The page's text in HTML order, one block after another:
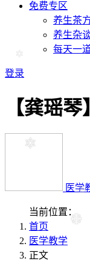
免费专区
养生茶
养生杂
每天一
登录
【龚瑶
医学
当前位置：
首页
医学教学
正文